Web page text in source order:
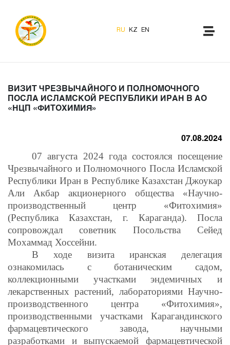
RU KZ EN
ВИЗИТ ЧРЕЗВЫЧАЙНОГО И ПОЛНОМОЧНОГО
ПОСЛА ИСЛАМСКОЙ РЕСПУБЛИКИ ИРАН В АО
«НЦП «ФИТОХИМИЯ»
07.08.2024
07 августа 2024 года состоялся посещение
Чрезвычайного и Полномочного Посла Исламской
Республики Иран в Республике Казахстан Джоукар
Али Акбар акционерного общества «Научно-
производственный
центр «Фитохимия»
(Республика Казахстан, г. Караганда). Посла
сопровождал советник Посольства Сейед
Мохаммад Хоссейни.
В ходе визита иранская делегация
ознакомилась с ботаническим садом,
коллекционными участками эндемичных и
лекарственных растений, лабораториями Научно-
производственного центра «Фитохимия»,
производственными участками Карагандинского
фармацевтического завода, научными
разработками и выпускаемой фармацевтической